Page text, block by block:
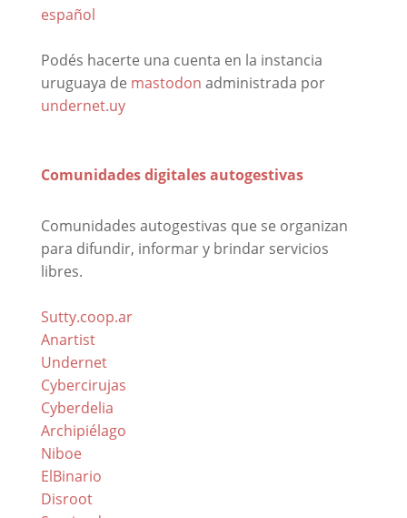
español
Podés hacerte una cuenta en la instancia
uruguaya de mastodon administrada por
undernet.uy
Comunidades digitales autogestivas
Comunidades autogestivas que se organizan
para difundir, informar y brindar servicios
libres.
Sutty.coop.ar
Anartist
Undernet
Cybercirujas
Cyberdelia
Archipiélago
Niboe
ElBinario
Disroot